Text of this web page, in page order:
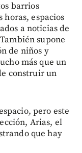
barrios
horas, espacios
a noticias de
supone
de niños y
más que un
construir un
pero este
Arias, el
que hay